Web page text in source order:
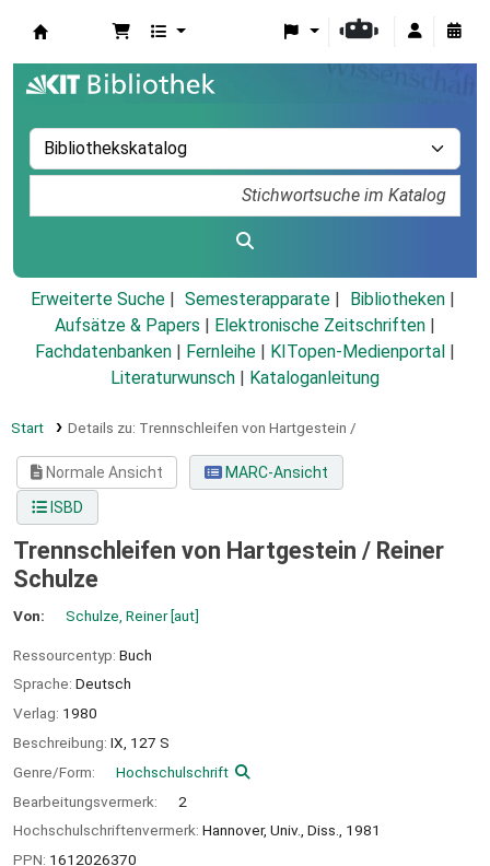
Erweiterte Suche Semesterapparate
Bibliotheken
Aufsätze & Papers
Elektronische Zeitschriften
Fachdatenbanken
Fernleihe KITopen-Medienportal
Literaturwunsch
Kataloganleitung
Start Details zu: Trennschleifen von Hartgestein /
Normale Ansicht
MARC-Ansicht
ISBD
Trennschleifen von Hartgestein / Reiner
Schulze
Von: Schulze, Reiner[aut]
Ressourcentyp: Buch
Sprache: Deutsch
Verlag: 1980
Beschreibung: IX, 127 S
Genre/Form:
Hochschulschrift
Bearbeitungsvermerk:
2
Hochschulschriftenvermerk: Hannover, Univ., Diss., 1981
PPN: 1612026370